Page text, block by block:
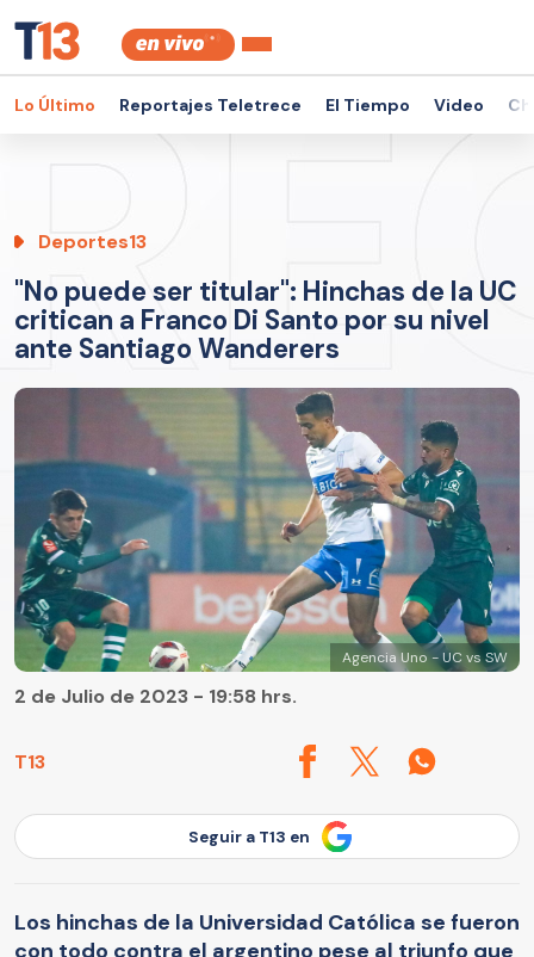
Lo Último Reportajes Teletrece El Tiempo Video
Deportes13
"No puede ser titular": Hinchas de la UC
critican a Franco Di Santo por su nivel
ante Santiago Wanderers
Agencia Uno - UC vs SW
T13
2 de Julio de 2023 - 19:58 hrs.
Seguir a T13 en
Los hinchas de la Universidad Católica se fueron
con todo contra el argentino pese al triunfo que